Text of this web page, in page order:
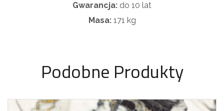
Gwarancja: do 10 lat
Masa: 171 kg
Podobne Produkty